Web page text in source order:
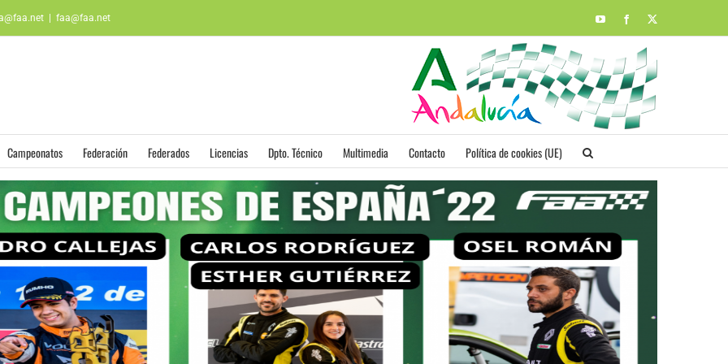
faa@faa.net YouTubeFacebook
Campeonatos Federación Federados Licencias Dpto. Técnico Multimedia Contacto Política de cookies (UE)